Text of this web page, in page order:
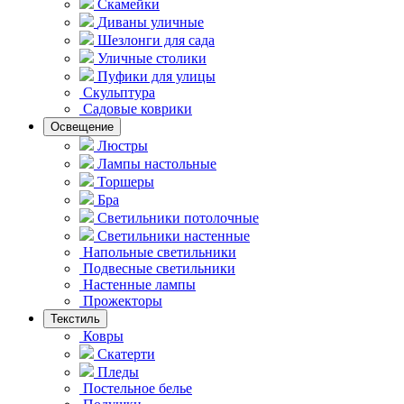
Скамейки
Диваны уличные
Шезлонги для сада
Уличные столики
Пуфики для улицы
Скульптура
Садовые коврики
Освещение
Люстры
Лампы настольные
Торшеры
Бра
Светильники потолочные
Светильники настенные
Напольные светильники
Подвесные светильники
Hастенные лампы
Прожекторы
Текстиль
Ковры
Скатерти
Пледы
Постельное белье